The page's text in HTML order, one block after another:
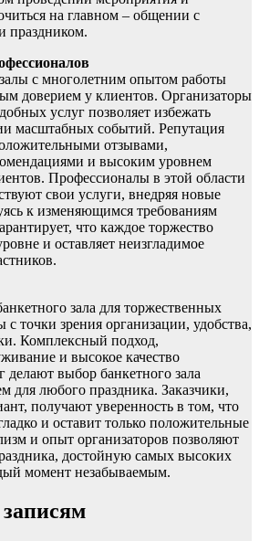
на главном – общении с
праздником.
с многолетним опытом работы
доверием у клиентов. Организаторы
услуг позволяет избежать
масштабных событий. Репутация
отзывами,
и высоким уровнем
Профессионалы в этой области
свои услуги, внедряя новые
к изменяющимся требованиям
что каждое торжество
и оставляет неизгладимое
зала для торжественных
точки зрения организации, удобства,
Комплексный подход,
и высокое качество
делают выбор банкетного зала
для любого праздника. Заказчики,
получают уверенность в том, что
и оставит только положительные
и опыт организаторов позволяют
достойную самых высоких
момент незабываемым.